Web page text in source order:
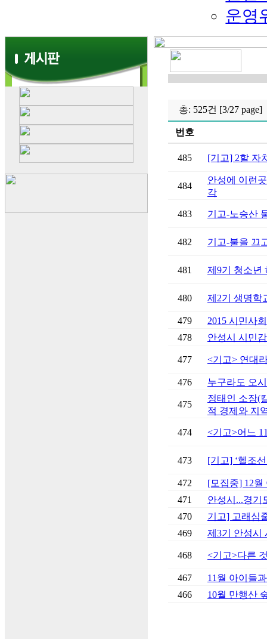
운영
총: 525건 [3/27 page]
번호
485 [기고] 2할 자
484
안성에 이런
각
483 기고-노승산
482 기고-불을 끄
481 제9기 청소년
480 제2기 생명학
479
2015 시민사
478
안성시 시민
477 <기고> 연대
476 누구라도 오
475
정태인 소장(
적 경제와 지
474 <기고>어느
473 [기고] ‘헬조
472
[모집중] 12월
471
안성시...경기
470
기고] 고래심
469
제3기 안성시
468 <기고>다른
467
11월 아이들
466
10월 만행산